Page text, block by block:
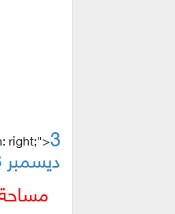
right;">
ديسمبر 2018
مساحة